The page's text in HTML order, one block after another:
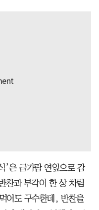
’은 금가람 연잎으로 감
찬과 부각이 한 상 차림
어도 구수한데, 반찬을